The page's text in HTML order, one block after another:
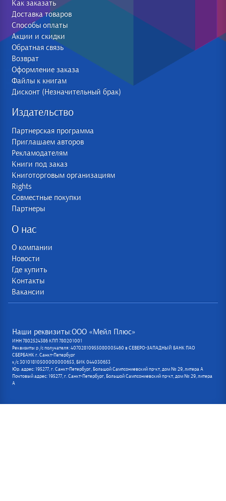
Как заказать
Доставка товаров
Способы оплаты
Акции и скидки
Обратная связь
Возврат
Оформление заказа
Файлы к книгам
Дисконт (Незначительный брак)
Издательство
Партнерская программа
Приглашаем авторов
Рекламодателям
Книги под заказ
Книготорговым организациям
Rights
Совместные покупки
Партнеры
О нас
О компании
Новости
Где купить
Контакты
Вакансии
Наши реквизиты:ООО «Мейл Плюс»
ИНН 7802524386 КПП 780201001
Реквизиты р /с получателя: 40702810955080005460 в СЕВЕРО-ЗАПАДНЫЙ БАНК ПАО
СБЕРБАНК г. Санкт-Петербург
к/с 30101810500000000653, БИК 044030653
Юр. адрес: 195277, г. Санкт-Петербург, Большой Сампсониевский пр-кт, дом № 29, литера А
Почтовый адрес: 195277, г. Санкт-Петербург, Большой Сампсониевский пр-кт, дом № 29, литера
А